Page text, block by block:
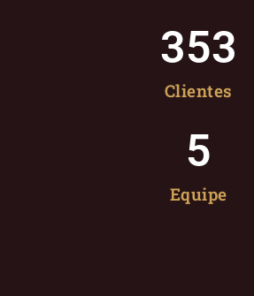
Clientes
353
Equipe
5